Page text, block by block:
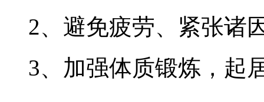
2、避免疲劳、紧张诸
3、加强体质锻炼，起